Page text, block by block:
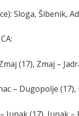
Sloga, Šibenik,
(17), Zmaj –
– Dugopolje